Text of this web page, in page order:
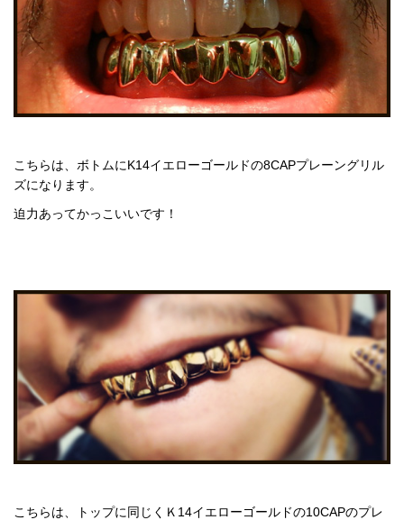
こちらは、ボトムにK14イエローゴールドの8CAPプレーングリル
ズになります。
迫力あってかっこいいです！
こちらは、トップに同じくＫ14イエローゴールドの10CAPのプレ